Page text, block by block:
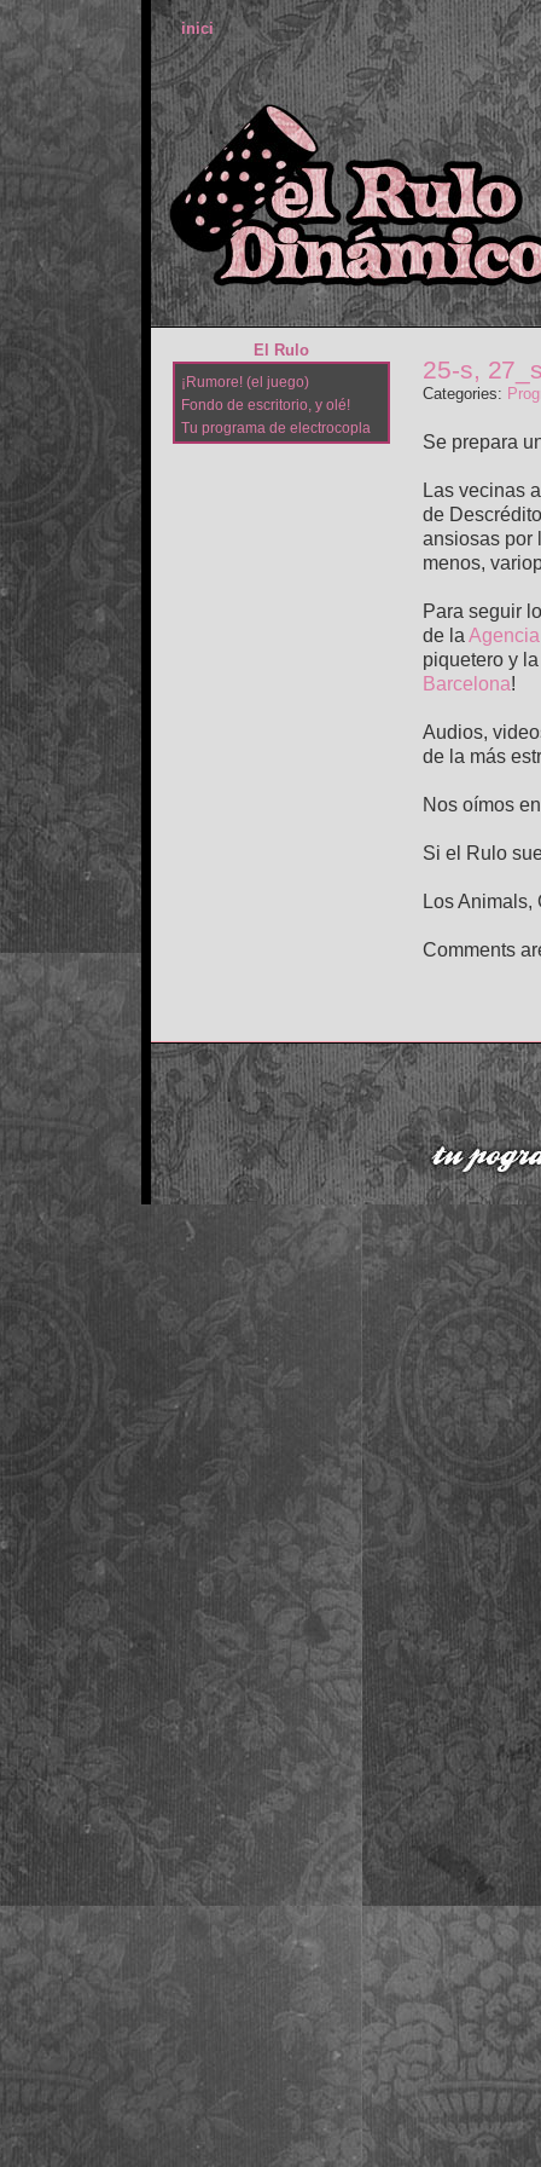
inici
25-s,
Categories:
Se prepara
Las vecinas
de
ansiosas por
menos,
Para seguir
de la
piquetero y
Barcelona!
Audios,
de la más
Nos oímos
Si el Rulo
Los
Comments
El Rulo
¡Rumore! (el juego)
Fondo de escritorio, y olé!
Tu programa de electrocopla